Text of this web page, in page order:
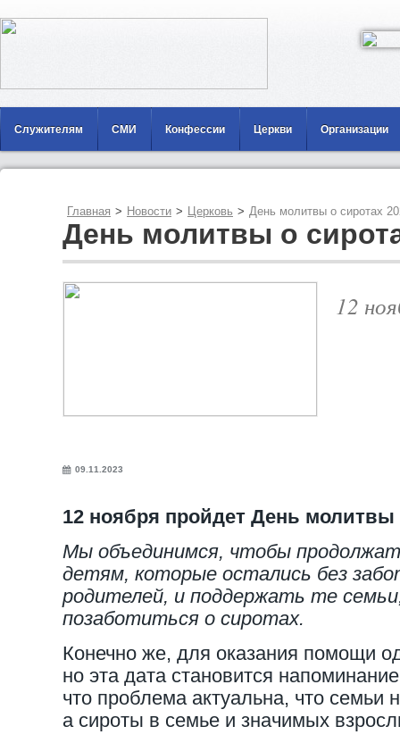
Служителям СМИ Конфессии Церкви Организации
Главная > Новости > Церковь > День молитвы о сиротах
День молитвы о
12
09.11.2023
12 ноября пройдет День молитвы
Мы объединимся, чтобы
детям, которые остались без
родителей, и поддержать те
позаботиться о сиротах.
Конечно же, для оказания помощи
но эта дата становится
что проблема актуальна, что семьи
а сироты в семье и значимых